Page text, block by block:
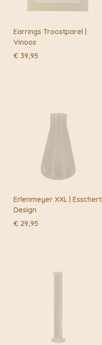
Earrings Troostparel |
Vinoos
€ 39,95
Erlenmeyer XXL | Esschert
Design
€ 29,95